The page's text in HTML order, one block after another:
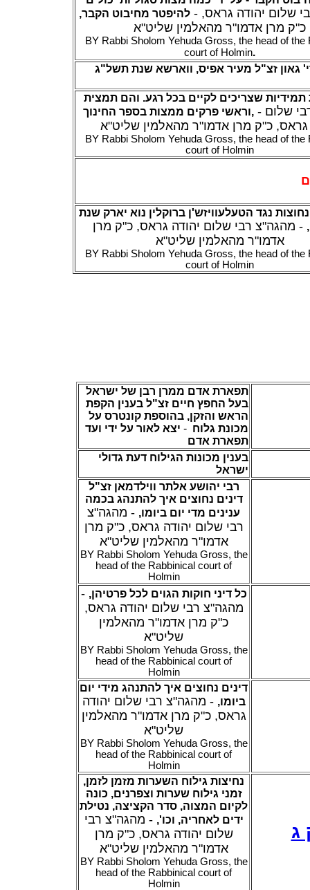
להיפטר מחיבוט הקבר, - מהגה"צ רבי שלום יהודה גראס,
כ"ק מרן אדמו"ר מהאלמין שליט"א
BY Rabbi Sholom Yehuda Gross, the head of the
court of Holmin.
גאון זצ"ל מעיר אפיס, ווארשא שנת תשל"ג
שצריכים לקיים בכל רגע. והם תמצית
וראשי פרקים ממצות בספר החינוך,- מהגה"צ רבי שלום
גראס, כ"ק מרן אדמו"ר מהאלמין שליט"א
BY Rabbi Sholom Yehuda Gross, the head of the
court of Holmin
נגד הטעלעוויזש'ןברוקלין נוא יארק שנת
, - מהגה"צ רבי שלום יהודה גראס, כ"ק מרן
אדמו"ר מהאלמין שליט"א
BY Rabbi Sholom Yehuda Gross, the head of the
court of Holmin
תפארת אדם ממרן רבן של ישראל
בעל החפץ חיים זצ"ל בענין הקפת
הראש והזקן, בהוספת קונטרס על
מכונת גלוח - יצא לאור על ידי ועד
תפארת אדם
בענין מכונות הגילוח דעת גדולי
ישראל
רבי יהושע אלתר ווילדמאן זצ"ל
דינים נחוצים איך להתנהג בכמה
ענינים מדי יום ביומו, - מהגה"צ
רבי שלום יהודה גראס, כ"ק מרן
אדמו"ר מהאלמין שליט"א
BY Rabbi Sholom Yehuda Gross, the
head of the Rabbinical court of
Holmin
כל דיני חוקות הגוים לכל פרטיהן,
-
מהגה"צ רבי שלום יהודה גראס,
כ"ק מרן אדמו"ר מהאלמין
שליט"א
BY Rabbi Sholom Yehuda Gross, the
head of the Rabbinical court of
Holmin
דינים נחוצים איך להתנהג מידי יום
ביומו, - מהגה"צ רבי שלום יהודה
גראס, כ"ק מרן אדמו"ר מהאלמין
שליט"א
BY Rabbi Sholom Yehuda Gross, the
head of the Rabbinical court of
Holmin
נחיצות גילוח השערות מזמן לזמן,
זמני גילוח שערות וצפרנים, כונה
לקיום המצוה, סדר הקציצה, נטילת
ידים לאחריה, וכו', - מהגה"צ רבי
שלום יהודה גראס, כ"ק מרן
אדמו"ר מהאלמין שליט"א
BY Rabbi Sholom Yehuda Gross, the
head of the Rabbinical court of
Holmin
ג